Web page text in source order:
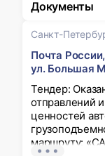
Санкт-
Почта
ул. Большая
Тендер:
отправлений
ценностей
маршруту:
Документы